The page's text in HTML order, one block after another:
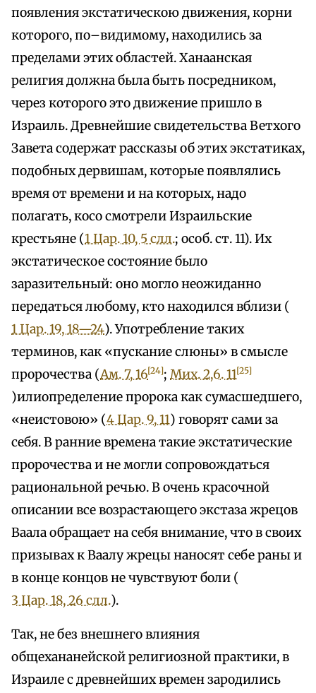
появления экстатическою движения, корни
которого, по–видимому, находились за
пределами этих областей. Ханаанская
религия должна была быть посредником,
через которого это движение пришло в
Израиль. Древнейшие свидетельства Ветхого
Завета содержат рассказы об этих экстатиках,
подобных дервишам, которые появлялись
время от времени и на которых, надо
полагать, косо смотрели Израильские
крестьяне (1 Цар. 10, 5 слл.; особ. ст. 11). Их
экстатическое состояние было
заразительный: оно могло неожиданно
передаться любому, кто находился вблизи (
1 Цар. 19, 18—24). Употребление таких
терминов, как «пускание слюны» в смысле
пророчества (Ам. 7, 16[24];Мих. 2,6. 11[25]
)илиопределение пророка как сумасшедшего,
«неистовою» (4 Цар. 9, 11) говорят сами за
себя. В ранние времена такие экстатические
пророчества и не могли сопровождаться
рациональной речью. В очень красочной
описании все возрастающего экстаза жрецов
Ваала обращает на себя внимание, что в своих
призывах к Ваалу жрецы наносят себе раны и
в конце концов не чувствуют боли (
3 Цар. 18, 26 слл.).
Так, не без внешнего влияния
общехананейской религиозной практики, в
Израиле с древнейших времен зародились